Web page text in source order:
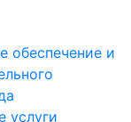
обеспечение и
услуги